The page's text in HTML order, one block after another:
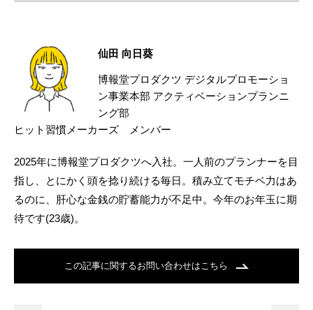
仙田 向日葵
博報堂プロダクツ デジタルプロモーショ
ン事業本部 アクティベーションプランニ
ング部
ヒット習慣メーカーズ メンバー
2025年に博報堂プロダクツへ入社。一人前のプランナーを目
指し、とにかく頭を捻り続ける毎日。積み立てモチベ力はあ
るのに、肝心な金銭の貯蓄能力が不足中。今年のお年玉に期
待です(23歳)。
この記事に関するお問い合わせはこちら